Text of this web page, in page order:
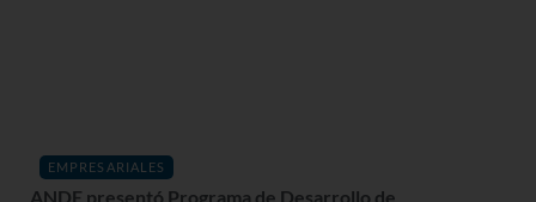
EMPRESARIALES
ANDE presentó Programa de Desarrollo de